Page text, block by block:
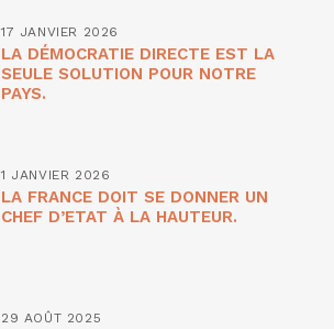
17 JANVIER 2026
LA DÉMOCRATIE DIRECTE EST LA
SEULE SOLUTION POUR NOTRE
PAYS.
1 JANVIER 2026
LA FRANCE DOIT SE DONNER UN
CHEF D’ETAT À LA HAUTEUR.
29 AOÛT 2025